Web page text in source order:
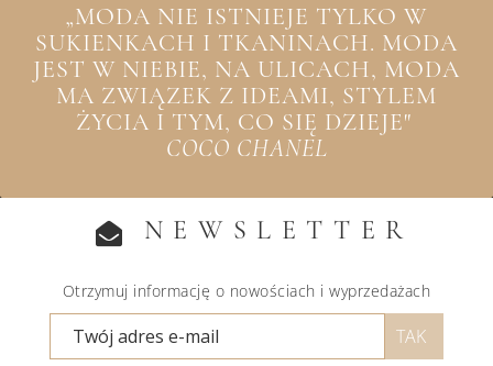
„MODA NIE ISTNIEJE TYLKO W
SUKIENKACH I TKANINACH. MODA
JEST W NIEBIE, NA ULICACH, MODA
MA ZWIĄZEK Z IDEAMI, STYLEM
ŻYCIA I TYM, CO SIĘ DZIEJE"
COCO CHANEL
NEWSLETTER
Otrzymuj informację o nowościach i wyprzedażach